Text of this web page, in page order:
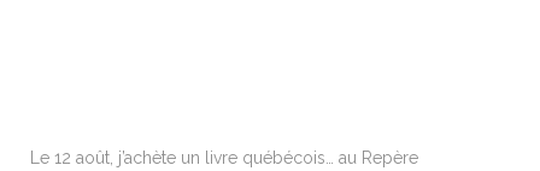
Le 12 août, j’achète un livre québécois… au Repère